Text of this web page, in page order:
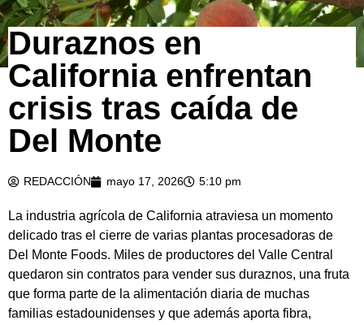
Duraznos en
California enfrentan
crisis tras caída de
Del Monte
REDACCIÓN mayo 17, 2026 5:10 pm
La industria agrícola de California atraviesa un momento
delicado tras el cierre de varias plantas procesadoras de
Del Monte Foods. Miles de productores del Valle Central
quedaron sin contratos para vender sus duraznos, una fruta
que forma parte de la alimentación diaria de muchas
familias estadounidenses y que además aporta fibra,